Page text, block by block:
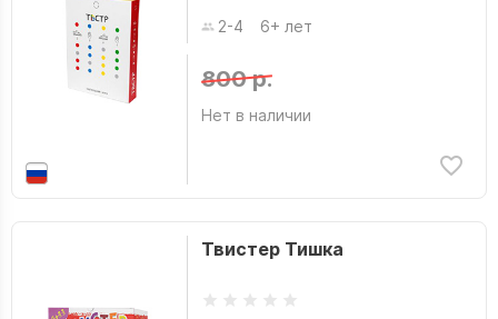
2-4 6+ лет
800 р.
Нет в наличии
Твистер Тишка